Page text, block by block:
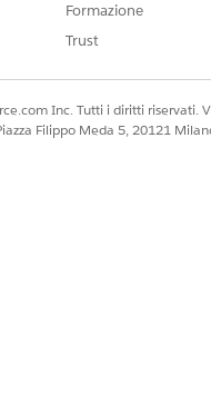
Formazione
Trust
Inc. Tutti i diritti riservati.
Filippo Meda 5, 20121